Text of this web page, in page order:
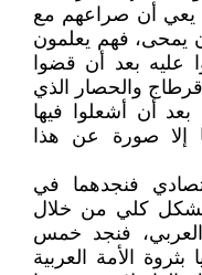
يعي أن صراعهم مع
يمحى، فهم يعلمون
عليه بعد أن قضوا
والحصار الذي
أن أشعلوا فيها
إلا صورة عن هذا
فنجدهما في
بشكل كلي من خلال
العربي، فنجد خمس
الأمة العربية